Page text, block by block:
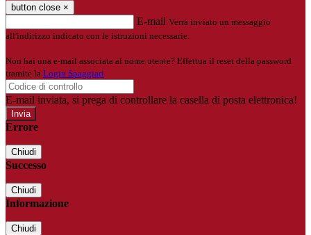
button close ×
E-mail Verrà inviato un messaggio
all'indirizzo indicato con le istruzioni necessarie.
Non hai una e-mail associata al nome utente? Effettua il reset della password
tramite la Login Spaggiari
E-mail inviata, si prega di controllare la casella di posta elettronica!
Errore
Chiudi
Successo
Chiudi
Informazione
Chiudi